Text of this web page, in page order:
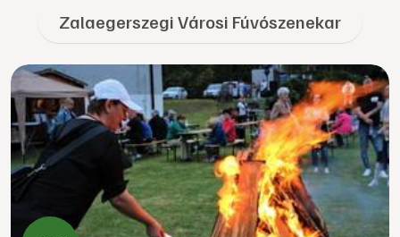
Zalaegerszegi Városi Fúvószenekar